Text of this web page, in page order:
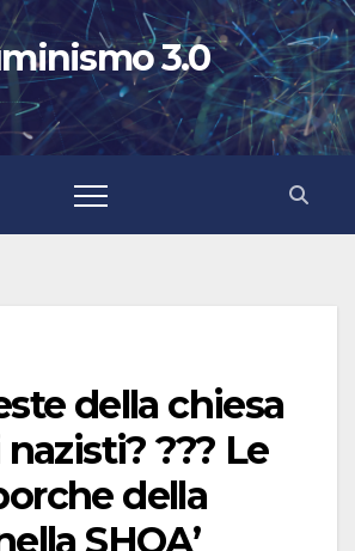
3.0
della chiesa
??? Le
della
SHOA’